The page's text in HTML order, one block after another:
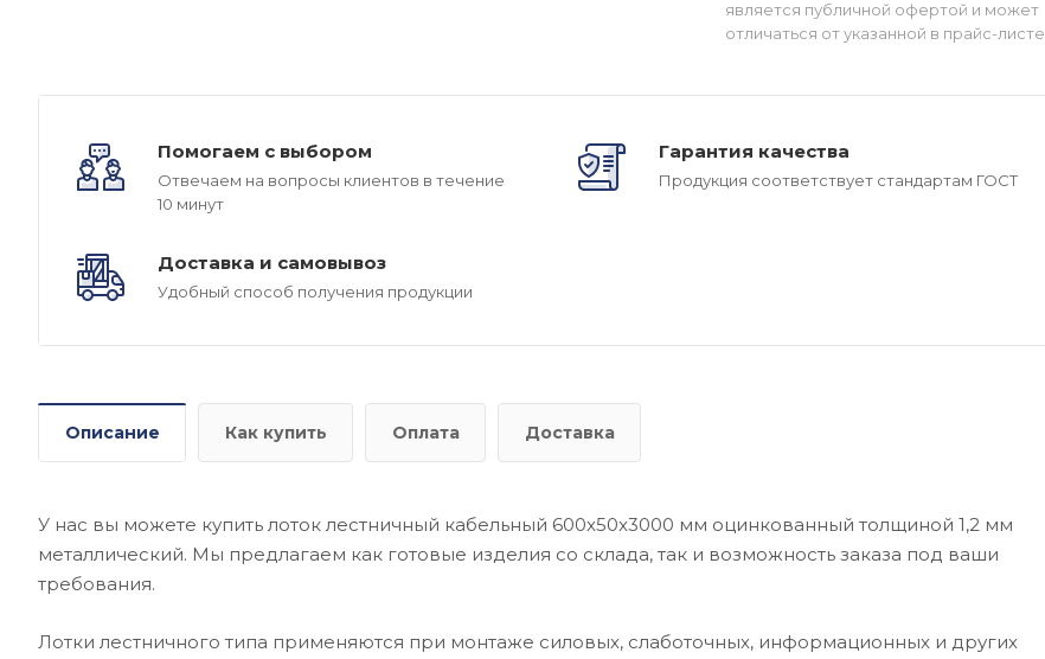
является публичной офертой и может
отличаться от указанной в прайс-листе.
Помогаем с выбором
Отвечаем на вопросы клиентов в течение
10 минут
Гарантия качества
Продукция соответствует стандартам ГОСТ
Доставка и самовывоз
Удобный способ получения продукции
Описание Как купить Оплата Доставка
У нас вы можете купить лоток лестничный кабельный 600x50x3000 мм оцинкованный толщиной 1,2 мм
металлический. Мы предлагаем как готовые изделия со склада, так и возможность заказа под ваши
требования.
Лотки лестничного типа применяются при монтаже силовых, слаботочных, информационных и других